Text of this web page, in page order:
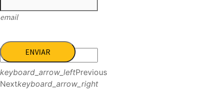
email
ENVIAR
keyboard_arrow_leftPrevious
Nextkeyboard_arrow_right